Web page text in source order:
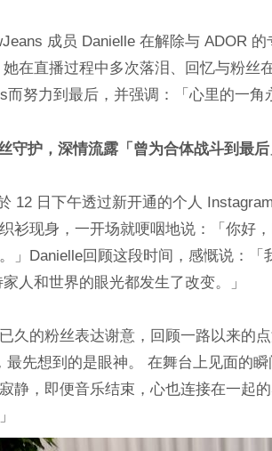
成员 Danielle 在解除与 ADOR
在直播过程中多次落泪、回忆与粉丝
而努力到最后，并强调：「心里的一角
守护，深情流露「曾为合体战斗到最后
12 日下午透过新开通的个人
衫现身，一开场就哽咽地说：「你好
」Danielle回顾这段时间，感慨说：「
人和世界的眼光都发生了改变。」
久的粉丝表达谢意，回顾一路以来的
最先想到的是眼神。 在舞台上见面的
静，即便音乐结束，心也连接在一起